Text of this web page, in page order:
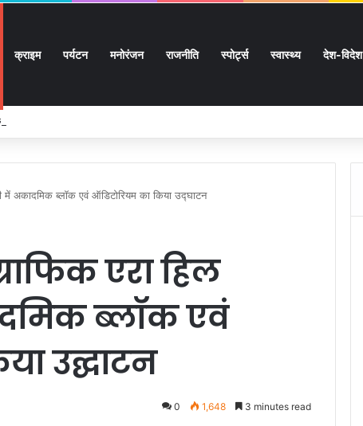
क्राइम पर्यटन मनोरंजन राजनीति स्पोर्ट्स स्वास्थ्य देश-विदेश
87 हजार 17 पेंशन लाभार्थियों को 146 करोड़ 32 लाख की पेंशन राशि का किया भुगतान
में अकादमिक ब्लॉक एवं ऑडिटोरियम का किया उद्घाटन
एरा हिल
ब्लॉक एवं
उद्घाटन
0 1,648 3 minutes read